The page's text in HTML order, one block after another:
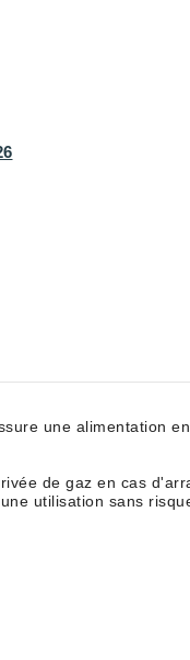
une alimentation
de gaz en cas
utilisation sans